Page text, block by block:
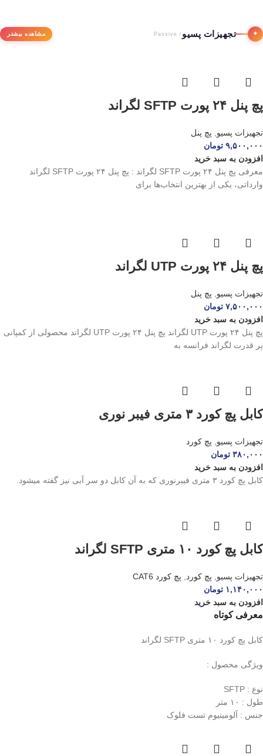
✦ تجهیزات پسیو / Passive مشاهده بیشتر
پچ پنل ۲۴ پورت SFTP لگراند
تجهیزات پسیو
پچ پنل
۹,۵۰۰,۰۰۰ تومان
افزودن به سبد خرید
معرفی پچ پنل ۲۴ پورت SFTP لگراند : پچ پنل ۲۴ پورت SFTP لگراند
وارداتی، یکی از بهترین انتخاب‌ها برای
پچ پنل ۲۴ پورت UTP لگراند
تجهیزات پسیو
پچ پنل
۷,۵۰۰,۰۰۰ تومان
افزودن به سبد خرید
پچ پنل ۲۴ پورت UTP لگراند پچ پنل ۲۴ پورت UTP لگراند محصولی از کمپانی
پر قدرت لگراند فرانسه به
کابل پچ کورد ۳ متری فیبر نوری
تجهیزات پسیو
پچ کورد
۳۸۰,۰۰۰ تومان
افزودن به سبد خرید
کابل پچ کورد ۳ متری فیبرنوری که به آن کابل دو سر آبی نیز گفته میشود.
کابل پچ کورد ۱۰ متری SFTP لگراند
تجهیزات پسیو پچ کورد
پچ کورد CAT6
۱,۱۴۰,۰۰۰ تومان
افزودن به سبد خرید
معرفی کوتاه
کابل پچ کورد ۱۰ متری SFTP لگراند
ویژگی محصول :
نوع : SFTP
طول : ۱۰ متر
جنس : آلومینیوم تست فلوک